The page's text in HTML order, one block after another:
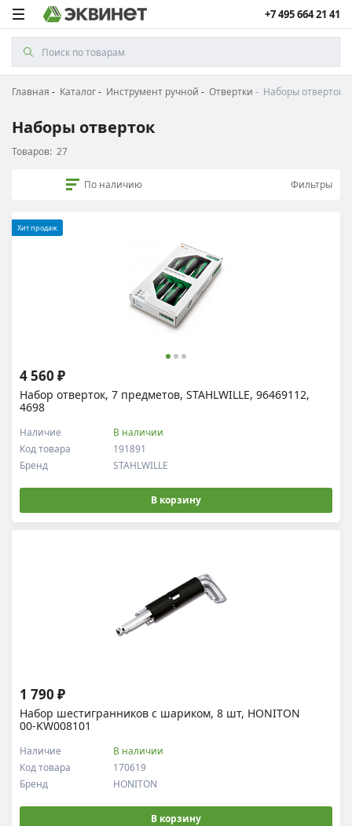
+7 495 664 21 41
Главная Каталог Инструмент ручной Отвертки Наборы отверток
Наборы отверток
Товаров: 27
По наличию Фильтры
Хит продаж
Набор отверток, 7 предметов, STAHLWILLE, 96469112,
4698
Код товара 191891
Наличие В наличии
Бренд STAHLWILLE
4 560 ₽
В корзину
Набор шестигранников с шариком, 8 шт, HONITON
00-KW008101
Код товара 170619
Наличие В наличии
Бренд HONITON
1 790 ₽
В корзину